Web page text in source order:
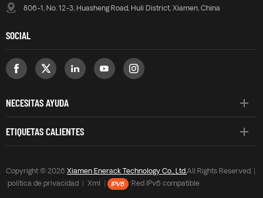
806-1, No. 12-3, Huasheng Road, Huli District, Xiamen, China
SOCIAL
NECESITAS AYUDA
ETIQUETAS CALIENTES
Copyright © 2026 Xiamen Enerack Technology Co., Ltd.All Rights Reserved. |
política de privacidad
Xml Red IPv6 compatible